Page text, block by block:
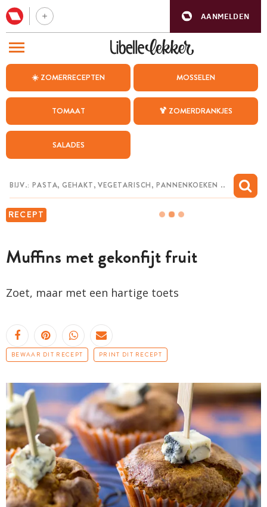
AANMELDEN
☀️ ZOMERRECEPTEN MOSSELEN
TOMAAT 🍹 ZOMERDRANKJES
SALADES
RECEPT
Muffins met gekonfijt fruit
Zoet, maar met een hartige toets
BEWAAR DIT RECEPT PRINT DIT RECEPT
BEZOEK ONZE ANDERE WEBSITES
WEEKMENU
CHAT MET MAIA
MIJN BEWAARDE RECEPTEN